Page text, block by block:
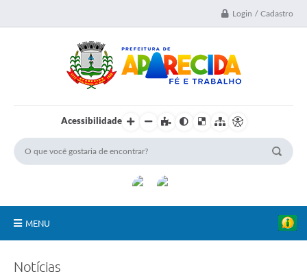
Login / Cadastro
Acessibilidade
MENU
Notícias